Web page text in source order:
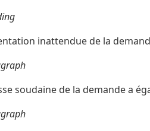
inattendue de la
soudaine de la demande a